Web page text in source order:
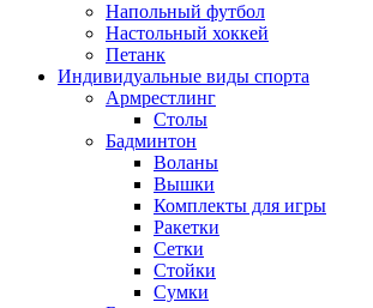
Напольный футбол
Настольный хоккей
Петанк
Индивидуальные виды спорта
Армрестлинг
Столы
Бадминтон
Воланы
Вышки
Комплекты для игры
Ракетки
Сетки
Стойки
Сумки